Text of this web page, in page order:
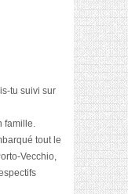
tu suivi sur
famille.
tout le
Vecchio,